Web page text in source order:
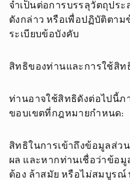
จำเป็นต่อการบรรลุวัตถุปร
ดังกล่าว หรือเพื่อปฏิบัติตา
ระเบียบข้อบังคับ
สิทธิของท่านและการใช้สิท
ท่านอาจใช้สิทธิดังต่อไปนี้ภ
ขอบเขตที่กฎหมายกำหนด:
สิทธิในการเข้าถึงข้อมูลส่ว
ผล และหากท่านเชื่อว่าข้อมู
ต้อง ล้าสมัย หรือไม่สมบูรณ์